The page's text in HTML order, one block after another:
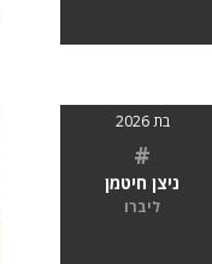
בת 2026
#
ניצן חיטמן
ליברו